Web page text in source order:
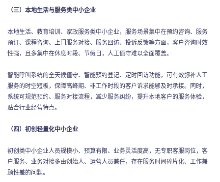
（三）本地生活与服务类中小企业
本地生活、教育培训、家政服务类中小企业，服务场景集中在预约咨询、服务
预订、课程咨询、上门服务对接、服务回访、投诉反馈等方面，客户咨询时效
性强，且多集中在休息时段、节假日，人工值守难以全面覆盖。
智能呼叫系统的全天候值守、智能预约登记、定时回访功能，可有效弥补人工
服务的时空短板，保障高峰期、非工作时段的客户诉求能够及时承接。同时，
系统可规范预约、服务对接流程，减少服务纠纷，提升本地客户的服务体验，
贴合行业经营特点。
（四）初创轻量化中小企业
初创类中小企业人员规模小、预算有限、业务灵活度高，无专职客服岗位，客
户服务、业务对接多由创始人、运营人员兼任，存在服务时间碎片化、工作兼
顾性差的问题。